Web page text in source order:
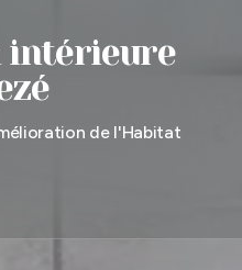
intérieure
de l'Habitat